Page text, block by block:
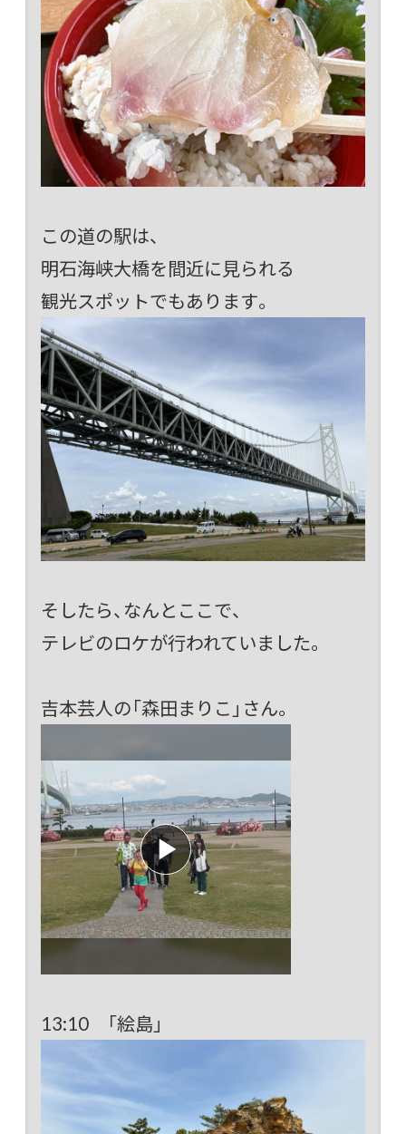
この道の駅は、
明石海峡大橋を間近に見られる
観光スポットでもあります。
そしたら、なんとここで、
テレビのロケが行われていました。
吉本芸人の「森田まりこ」さん。
13:10 「絵島」